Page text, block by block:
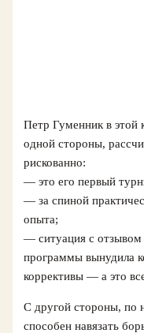
Петр Гуменник в
одной стороны,
рискованно:
— это его первый
— за спиной
опыта;
— ситуация с отзывом
программы вынудила
коррективы — а это
С другой стороны, по
способен навязать